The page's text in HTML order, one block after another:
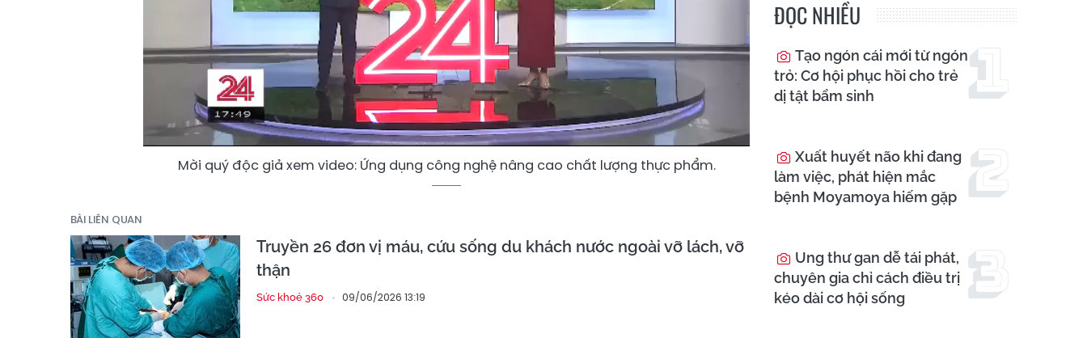
Video
Mời quý độc giả xem video: Ứng dụng công nghệ nâng cao chất lượng thực phẩm.
BÀI LIÊN QUAN
Truyền 26 đơn vị máu, cứu sống du khách nước ngoài vỡ lách, vỡ
thận
Sức khoẻ 360 09/06/2026 13:19
ĐỌC NHIỀU
Tạo ngón cái mới từ ngón
trỏ: Cơ hội phục hồi cho trẻ
dị tật bẩm sinh
Xuất huyết não khi đang
làm việc, phát hiện mắc
bệnh Moyamoya hiếm gặp
Ung thư gan dễ tái phát,
chuyên gia chỉ cách điều trị
kéo dài cơ hội sống